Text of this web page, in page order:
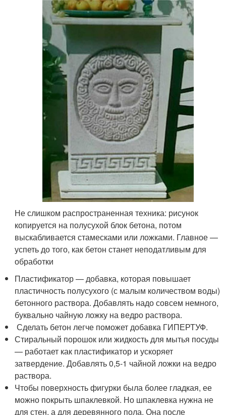
Не слишком распространенная техника: рисунок
копируется на полусухой блок бетона, потом
выскабливается стамесками или ложками. Главное —
успеть до того, как бетон станет неподатливым для
обработки
Пластификатор — добавка, которая повышает
пластичность полусухого (с малым количеством воды)
бетонного раствора. Добавлять надо совсем немного,
буквально чайную ложку на ведро раствора.
Сделать бетон легче поможет добавка ГИПЕРТУФ.
Стиральный порошок или жидкость для мытья посуды
— работает как пластификатор и ускоряет
затвердение. Добавлять 0,5-1 чайной ложки на ведро
раствора.
Чтобы поверхность фигурки была более гладкая, ее
можно покрыть шпаклевкой. Но шпаклевка нужна не
для стен, а для деревянного пола. Она после